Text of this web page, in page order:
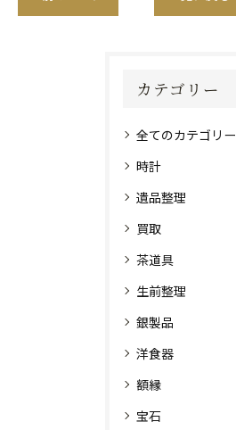
カテゴリー
全てのカテゴリー
時計
遺品整理
買取
茶道具
生前整理
銀製品
洋食器
額縁
宝石